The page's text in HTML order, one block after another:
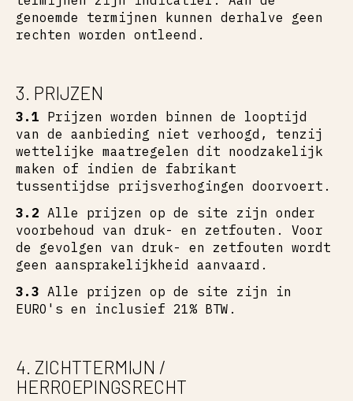
genoemde termijnen kunnen derhalve geen
rechten worden ontleend.
3. PRIJZEN
3.1 Prijzen worden binnen de looptijd
van de aanbieding niet verhoogd, tenzij
wettelijke maatregelen dit noodzakelijk
maken of indien de fabrikant
tussentijdse prijsverhogingen doorvoert.
3.2 Alle prijzen op de site zijn onder
voorbehoud van druk- en zetfouten. Voor
de gevolgen van druk- en zetfouten wordt
geen aansprakelijkheid aanvaard.
3.3 Alle prijzen op de site zijn in
EURO's en inclusief 21% BTW.
4. ZICHTTERMIJN /
HERROEPINGSRECHT